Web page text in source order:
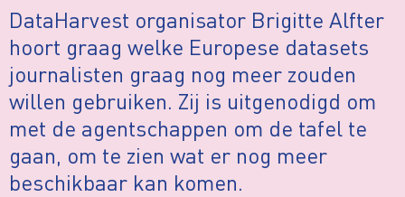
DataHarvest organisator Brigitte Alfter
hoort graag welke Europese datasets
journalisten graag nog meer zouden
willen gebruiken. Zij is uitgenodigd om
met de agentschappen om de tafel te
gaan, om te zien wat er nog meer
beschikbaar kan komen.